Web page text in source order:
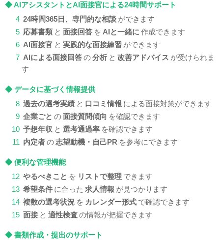
◆ AIアシスタントとAI面接官による24時間サポート
4 24時間365日、専門的な相談 ができます
5 応募書類 と 面接回答 を AIと一緒に 作成できます
6 AI面接官 と 実践的な面接練習 ができます
7 AIによる面接回答の分析 と 改善アドバイス が受けられま
す
◆ データに基づく情報提供
8 過去の選考実績 と 口コミ情報 による面接対策ができます
9 企業ごと の面接質問傾向 を確認できます
10 予想年収 と 選考通過率 を確認できます
11 内定者の志望動機・自己PR を参考にできます
◆ 便利な管理機能
12 やるべきこと を リストで整理 できます
13 希望条件 に合った 求人情報 が見つかります
14 複数の選考状況 を カレンダー形式 で確認できます
15 面接 と 適性検査の情報が把握できます
◆ 書類作成・提出のサポート